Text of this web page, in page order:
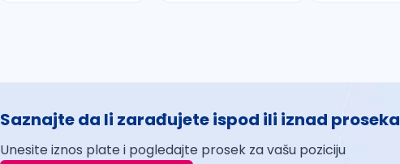
Saznajte da li zarađujete ispod ili iznad proseka
Unesite iznos plate i pogledajte prosek za vašu poziciju